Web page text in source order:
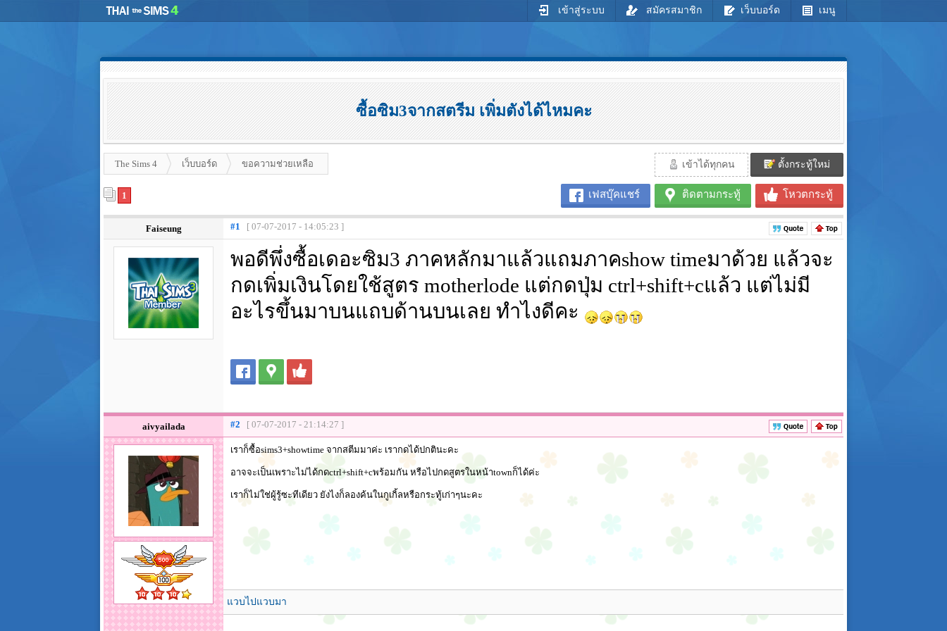
เข้าสู่ระบบ สมัครสมาชิก เว็บบอร์ด เมนู
ซื้อซิม3จากสตรีม เพิ่มตังได้ไหมคะ
The Sims 4 เว็บบอร์ด ขอความช่วยเหลือ เข้าได้ทุกคน ตั้งกระทู้ใหม่
เฟสบุ๊คแชร์ ติดตามกระทู้ โหวตกระทู้
1
Faiseung #1 [ 07-07-2017 - 14:05:23 ]
พอดีพึ่งซื้อเดอะซิม3 ภาคหลักมาแล้วแถมภาคshow timeมาด้วย แล้วจะ
กดเพิ่มเงินโดยใช้สูตร motherlode แต่กดปุ่ม ctrl+shift+cแล้ว แต่ไม่มี
อะไรขึ้นมาบนแถบด้านบนเลย ทำไงดีคะ
aivyailada #2 [ 07-07-2017 - 21:14:27 ]
เราก็ซื้อsims3+showtime จากสตีมมาค่ะ เรากดได้ปกตินะคะ
อาจจะเป็นเพราะไม่ได้กดctrl+shift+cพร้อมกัน หรือไปกดสูตรในหน้าtownก็ได้ค่ะ
เราก็ไม่ใช่ผู้รู้ซะทีเดียว ยังไงก็ลองค้นในกูเกิ้ลหรือกระทู้เก่าๆนะคะ
แวบไปแวบมา